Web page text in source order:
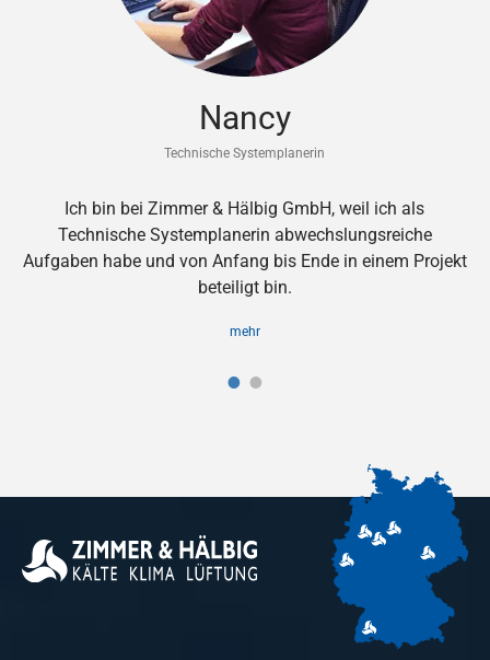
Nancy
Technische Systemplanerin
Ich bin bei Zimmer & Hälbig GmbH, weil ich als
Technische Systemplanerin abwechslungsreiche
Aufgaben habe und von Anfang bis Ende in einem Projekt
beteiligt bin.
mehr